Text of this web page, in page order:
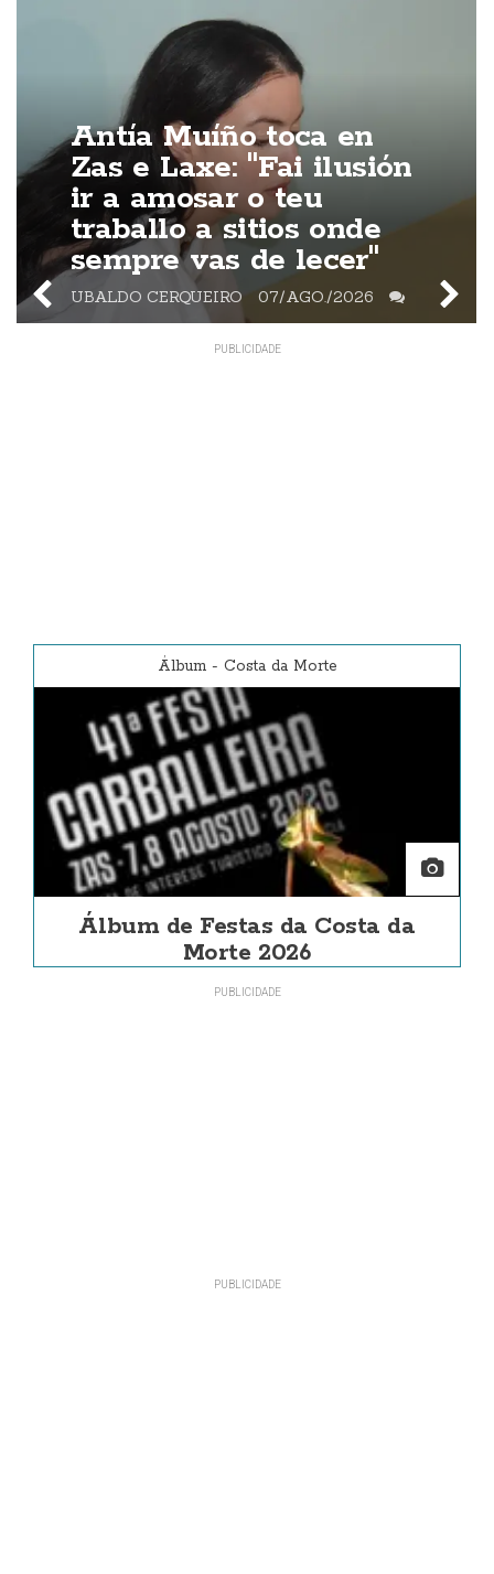
Antía Muíño toca en
Zas e Laxe: "Fai ilusión
ir a amosar o teu
traballo a sitios onde
sempre vas de lecer"
UBALDO CERQUEIRO 07/AGO./2026
Álbum - Costa da Morte
Álbum de Festas da Costa da
Morte 2026